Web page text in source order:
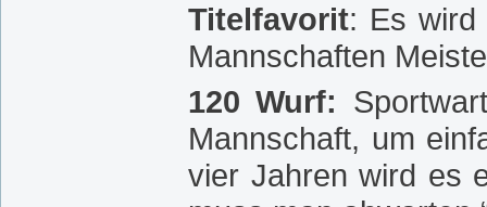
Titelfavorit: Es wird
Mannschaften
120 Wurf:
Mannschaft, um
vier Jahren wird es